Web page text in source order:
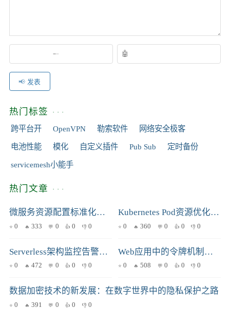
发表
热门标签
跨平台开 OpenVPN 勒索软件 网络安全极客
电池性能 模化 自定义插件 Pub Sub 定时备份
servicemesh小能手
热门文章
微服务资源配置标准化：终结测试环境“频繁重启”与“团队指责”
0 333 0 0 0
Kubernetes Pod资源优化：基于历史数据的智能监控与Requests/Limits建议实践
0 360 0 0 0
Serverless架构监控告警策略详解：指标选择、阈值设置与实战案例
0 472 0 0 0
Web应用中的令牌机制：如何实现安全与高效的用户身份验证？
0 508 0 0 0
数据加密技术的新发展：在数字世界中的隐私保护之路
0 391 0 0 0